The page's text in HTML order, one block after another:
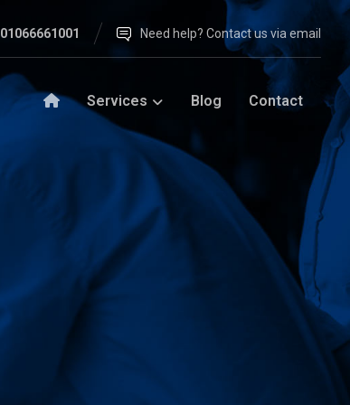
Need help? Contact us via email
01066661001
Services Blog Contact